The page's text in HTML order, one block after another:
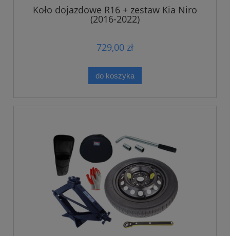
Koło dojazdowe R16 + zestaw Kia Niro
(2016-2022)
729,00 zł
do koszyka